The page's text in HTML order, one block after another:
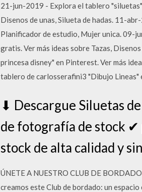
21-jun-2019 - Explora el tablero "siluetas"
Disenos de unas, Silueta de hadas. 11-
Planificador de estudio, Mujer unica. 09-
gratis. Ver más ideas sobre Tazas,
princesa disney" en Pinterest. Ver más
tablero de carlosserafini3 "Dibujo Lineas"
⬇ Descargue Siluetas
de fotografía de stock ✔
stock de alta calidad y
ÚNETE A NUESTRO CLUB DE
creamos este Club de bordado: un